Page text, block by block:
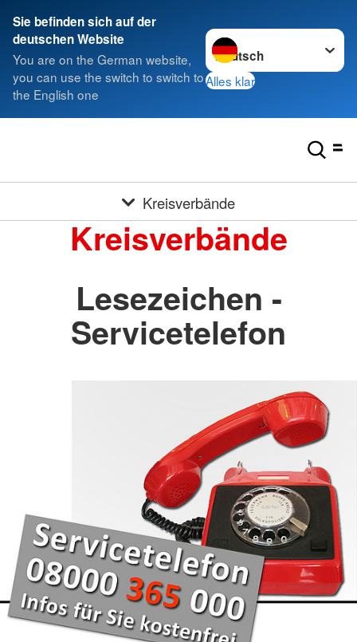
Sie befinden sich auf der
deutschen Website
You are on the German website,
you can use the switch to switch to
the English one
Sprache wechseln zu
Alles klar
Kreisverbände
Kreisverbände
Lesezeichen -
Servicetelefon